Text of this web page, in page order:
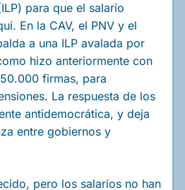
para que el salario
En la CAV, el PNV y el
a una ILP avalada por
hizo anteriormente con
firmas, para
La respuesta de los
antidemocrática, y deja
entre gobiernos y
pero los salarios no han